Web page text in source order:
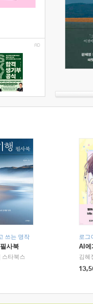
쓰는 명작
사북
스타북스
로그
AI에
김혜